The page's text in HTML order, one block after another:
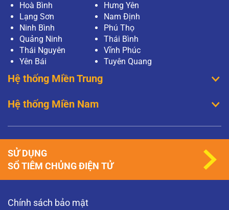
Hoà Bình
Hưng Yên
Lạng Sơn
Nam Định
Ninh Bình
Phú Thọ
Quảng Ninh
Thái Bình
Thái Nguyên
Vĩnh Phúc
Yên Bái
Tuyên Quang
Hệ thống Miền Trung
Hệ thống Miền Nam
Chính sách bảo mật
SỬ DỤNG
SỔ TIÊM CHỦNG ĐIỆN TỬ